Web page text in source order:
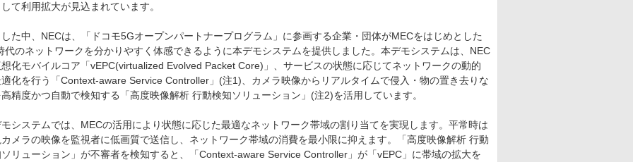
して利用拡大が見込まれています。
した中、NECは、「ドコモ5Gオープンパートナープログラム」に参画する企業・団体がMECをはじめとした
代のネットワークを分かりやすく体感できるように本デモシステムを提供しました。本デモシステムは、NEC
化モバイルコア「vEPC(virtualized Evolved Packet Core)」、サービスの状態に応じてネットワークの動的
適化を行う「Context-aware Service Controller」(注1)、カメラ映像からリアルタイムで侵入・物の置き去りな
高精度かつ自動で検知する「高度映像解析 行動検知ソリューション」(注2)を活用しています。
システムでは、MECの活用により状態に応じた最適なネットワーク帯域の割り当てを実現します。平常時は
カメラの映像を監視者に低画質で送信し、ネットワーク帯域の消費を最小限に抑えます。「高度映像解析 行動
リューション」が不審者を検知すると、「Context-aware Service Controller」が「vEPC」に帯域の拡大を